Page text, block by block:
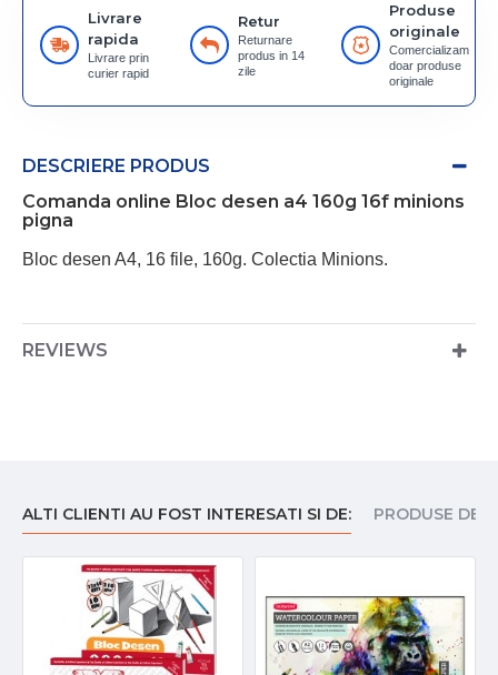
Livrare
rapida
Livrare prin
curier rapid
Retur
Returnare
produs in 14
zile
Produse
originale
Comercializam
doar produse
originale
DESCRIERE PRODUS
Comanda online Bloc desen a4 160g 16f minions
pigna
Bloc desen A4, 16 file, 160g. Colectia Minions.
REVIEWS
ALTI CLIENTI AU FOST INTERESATI SI DE: PRODUSE DE